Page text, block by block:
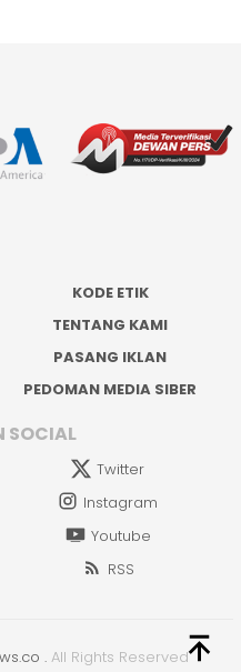
KODE ETIK
TENTANG KAMI
PASANG IKLAN
PEDOMAN MEDIA SIBER
SOCIAL
Twitter
Instagram
Youtube
RSS
. All Rights Reserved